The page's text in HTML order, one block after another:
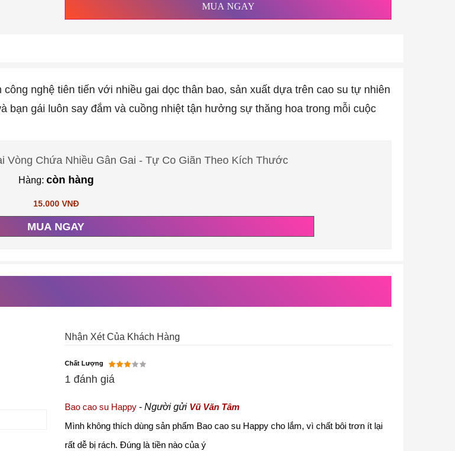
MUA NGAY
nghệ tiên tiến với nhiều gai dọc thân bao, sản xuất dựa trên cao su tự nhiên
bạn gái luôn say đắm và cuồng nhiệt tận hưởng sự thăng hoa trong mỗi cuộc
Vòng Chứa Nhiều Gân Gai - Tự Co Giãn Theo Kích Thước
Hàng: còn hàng
15.000 VNĐ
MUA NGAY
Nhận Xét Của Khách Hàng
Chất Lượng
1 đánh giá
Bao cao su Happy - Người gửi Vũ Văn Tâm
Mình không thích dùng sản phẩm Bao cao su Happy cho lắm, vì chất bôi trơn ít lại
rất dễ bị rách. Đúng là tiền nào của ý